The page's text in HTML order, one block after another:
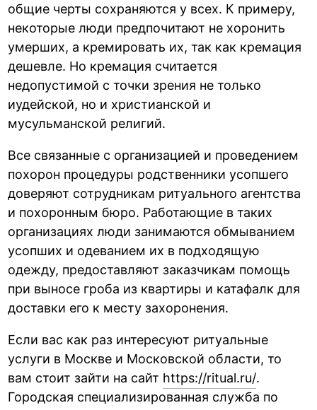
общие черты сохраняются у всех. К примеру,
некоторые люди предпочитают не хоронить
умерших, а кремировать их, так как кремация
дешевле. Но кремация считается
недопустимой с точки зрения не только
иудейской, но и христианской и
мусульманской религий.
Все связанные с организацией и проведением
похорон процедуры родственники усопшего
доверяют сотрудникам ритуального агентства
и похоронным бюро. Работающие в таких
организациях люди занимаются обмыванием
усопших и одеванием их в подходящую
одежду, предоставляют заказчикам помощь
при выносе гроба из квартиры и катафалк для
доставки его к месту захоронения.
Если вас как раз интересуют ритуальные
услуги в Москве и Московской области, то
вам стоит зайти на сайт https://ritual.ru/.
Городская специализированная служба по